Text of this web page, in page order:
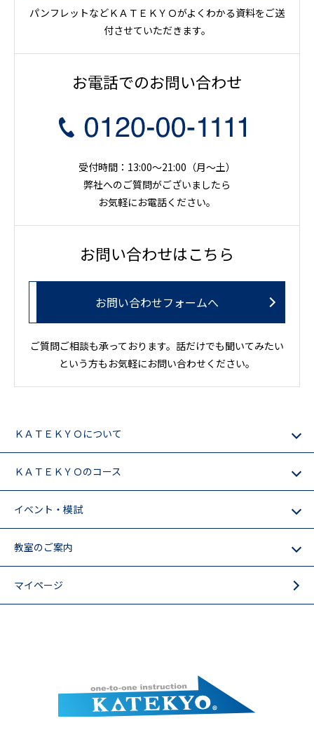
パンフレットなどＫＡＴＥＫＹＯがよくわかる資料をご送
付させていただきます。
お電話でのお問い合わせ
受付時間：13:00～21:00（月〜土）
弊社へのご質問がございましたら
お気軽にお電話ください。
お問い合わせはこちら
お問い合わせフォームへ
ご質問ご相談も承っております。話だけでも聞いてみたい
という方もお気軽にお問い合わせください。
ＫＡＴＥＫＹＯについて
ＫＡＴＥＫＹＯのコース
イベント・模試
教室のご案内
マイページ